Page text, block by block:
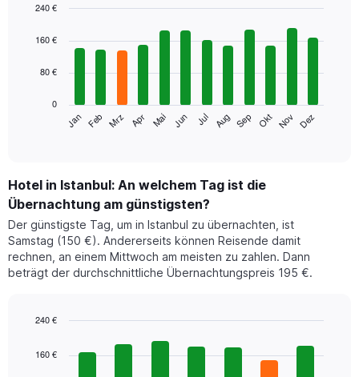
chart
bars.
folgende
durchschnittlichen
Zimmerpreis
im
jeweiligen
Monat
an.
Das
Achse,
graphic.
Jan Feb Mrz Apr Mai Jun Jul Aug Sep Okt Nov Dez
0
80 €
160 €
240 €
Hotel in Istanbul: An welchem Tag ist die
Übernachtung am günstigsten?
Der günstigste Tag, um in Istanbul zu übernachten, ist
Samstag (150 €). Andererseits können Reisende damit
rechnen, an einem Mittwoch am meisten zu zahlen. Dann
beträgt der durchschnittliche Übernachtungspreis 195 €.
chart
160 €
240 €